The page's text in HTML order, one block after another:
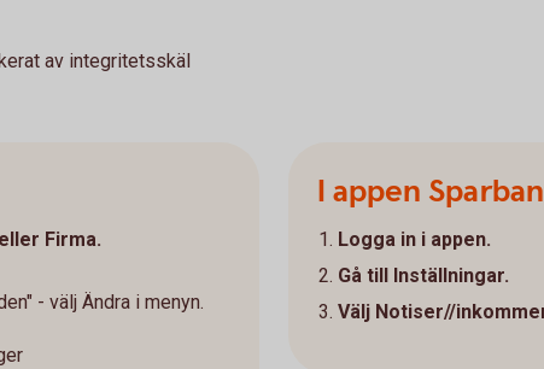
av integritetsskäl
Firma.
- välj Ändra i menyn.
I appen
Logga in i appen.
Gå till Inställningar.
Välj Notiser//